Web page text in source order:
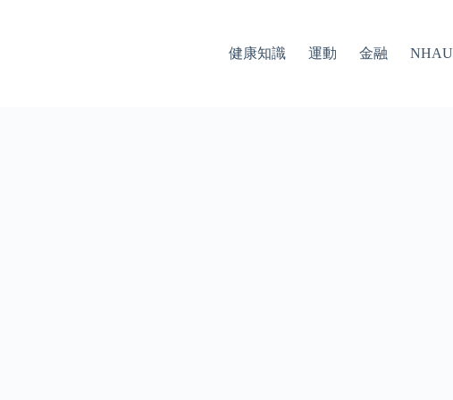
健康知識 運動 金融 NHAU